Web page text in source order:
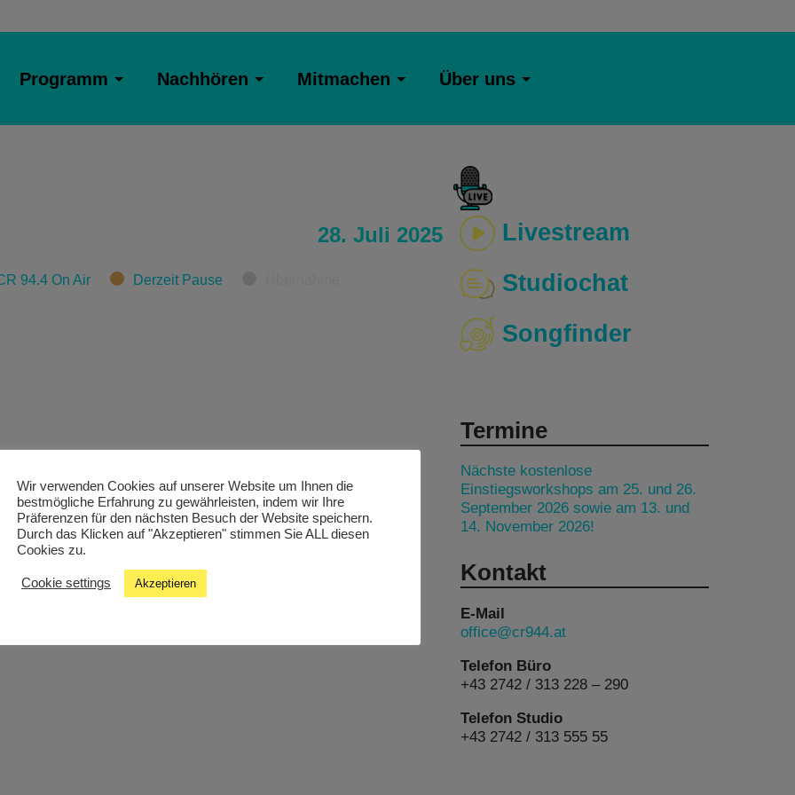
Programm Nachhören Mitmachen Über uns
28. Juli 2025
94.4 On Air Derzeit Pause
Livestream
Studiochat
Songfinder
Termine
Nächste kostenlose
Einstiegsworkshops am 25. und 26.
September 2026 sowie am 13. und
14. November 2026!
Kontakt
E-Mail
office@cr944.at
Telefon Büro
+43 2742 / 313 228 – 290
Telefon Studio
+43 2742 / 313 555 55
Wir verwenden Cookies auf unserer Website um Ihnen die
bestmögliche Erfahrung zu gewährleisten, indem wir Ihre
Präferenzen für den nächsten Besuch der Website speichern.
Durch das Klicken auf "Akzeptieren" stimmen Sie ALL diesen
Cookies zu.
Cookie settings Akzeptieren